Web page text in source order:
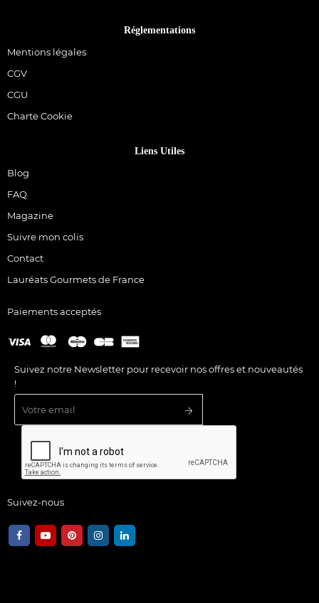
Réglementations
Mentions légales
CGV
CGU
Charte Cookie
Liens Utiles
Blog
FAQ
Magazine
Suivre mon colis
Contact
Lauréats Gourmets de France
Paiements acceptés
Suivez notre Newsletter pour recevoir nos offres et nouveautés
!
Suivez-nous